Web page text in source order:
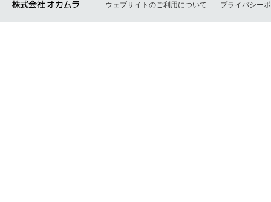
ウェブサイトのご利用について プライバシー